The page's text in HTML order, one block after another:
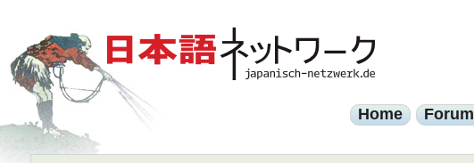
Home Forum